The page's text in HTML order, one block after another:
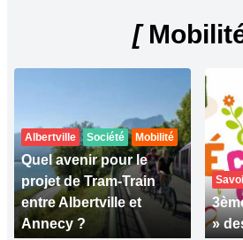
[
Albertville Société Mobilité
Quel avenir pour le
projet de Tram-Train
entre Albertville et
Annecy ?
»